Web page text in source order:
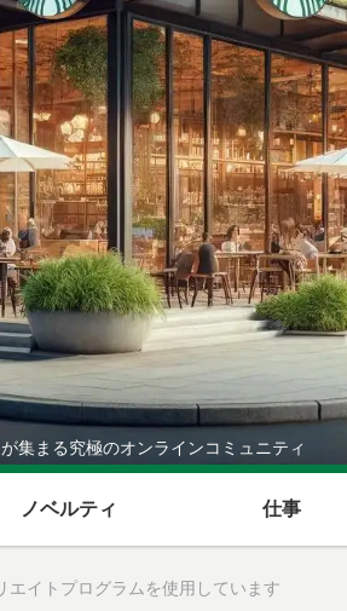
集まる究極のオンラインコミュニティ
ノベルティ 仕事
エイトプログラムを使用しています